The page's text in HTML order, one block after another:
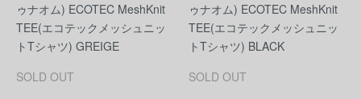
ゥナオム) ECOTEC MeshKnit
TEE(エコテックメッシュニッ
トTシャツ) GREIGE
SOLD OUT
ゥナオム) ECOTEC MeshKnit
TEE(エコテックメッシュニッ
トTシャツ) BLACK
SOLD OUT